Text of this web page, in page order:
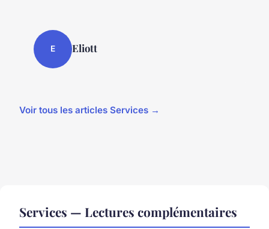
E Eliott
Voir tous les articles Services →
Services — Lectures complémentaires